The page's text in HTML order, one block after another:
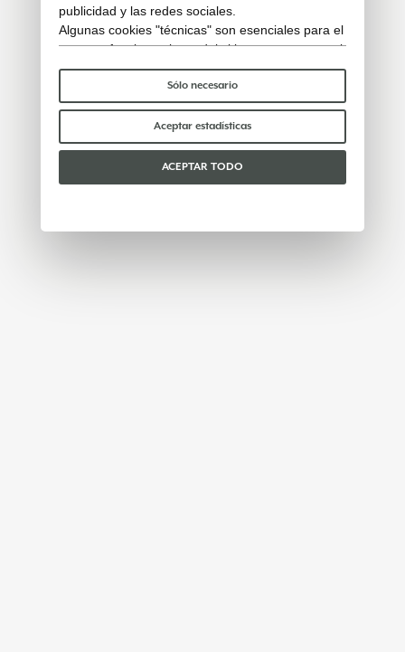
publicidad y las redes sociales.
Algunas cookies "técnicas" son esenciales para el
correcto funcionamiento del sitio y no procesan ni
comparten ningún dato personal con terceros.
Para saber más puedes consultar nuestra
de cookies.
Por favor, elige qué cookies aceptar:
Sólo necesario
Aceptar estadísticas
ACEPTAR TODO